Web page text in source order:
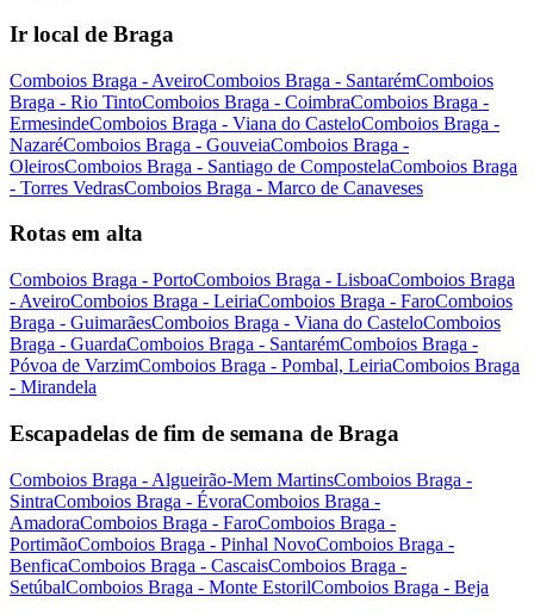
Ir local de Braga
Comboios Braga - AveiroComboios Braga - SantarémComboios
Braga - Rio TintoComboios Braga - CoimbraComboios Braga -
ErmesindeComboios Braga - Viana do CasteloComboios Braga -
NazaréComboios Braga - GouveiaComboios Braga -
OleirosComboios Braga - Santiago de CompostelaComboios Braga
- Torres VedrasComboios Braga - Marco de Canaveses
Rotas em alta
Comboios Braga - PortoComboios Braga - LisboaComboios Braga
- AveiroComboios Braga - LeiriaComboios Braga - FaroComboios
Braga - GuimarãesComboios Braga - Viana do CasteloComboios
Braga - GuardaComboios Braga - SantarémComboios Braga -
Póvoa de VarzimComboios Braga - Pombal, LeiriaComboios Braga
- Mirandela
Escapadelas de fim de semana de Braga
Comboios Braga - Algueirão-Mem MartinsComboios Braga -
SintraComboios Braga - ÉvoraComboios Braga -
AmadoraComboios Braga - FaroComboios Braga -
PortimãoComboios Braga - Pinhal NovoComboios Braga -
BenficaComboios Braga - CascaisComboios Braga -
SetúbalComboios Braga - Monte EstorilComboios Braga - Beja